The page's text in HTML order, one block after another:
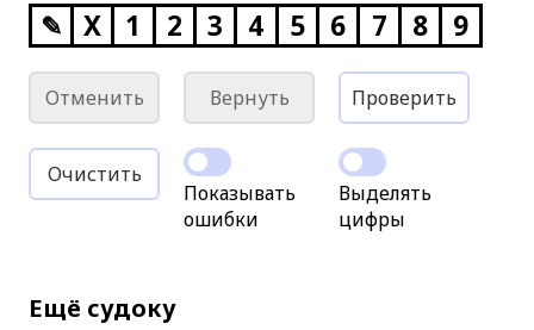
✎ X 1 2 3 4 5 6 7 8 9
Отменить Вернуть Проверить
Очистить
Показывать
ошибки
Выделять
цифры
Ещё судоку